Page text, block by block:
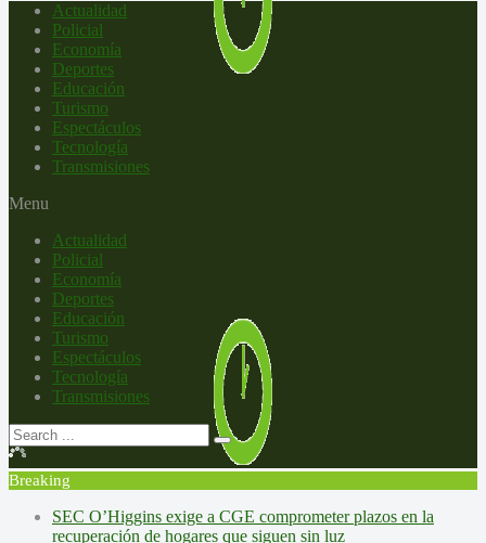
Actualidad
Policial
Economía
Deportes
Educación
Turismo
Espectáculos
Tecnología
Transmisiones
Menu
Actualidad
Policial
Economía
Deportes
Educación
Turismo
Espectáculos
Tecnología
Transmisiones
Breaking
SEC O’Higgins exige a CGE comprometer plazos en la
recuperación de hogares que siguen sin luz